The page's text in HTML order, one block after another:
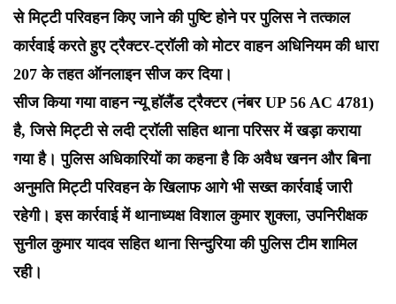
से मिट्टी परिवहन किए जाने की पुष्टि होने पर पुलिस ने तत्काल
कार्रवाई करते हुए ट्रैक्टर-ट्रॉली को मोटर वाहन अधिनियम की धारा
207 के तहत ऑनलाइन सीज कर दिया।
सीज किया गया वाहन न्यू हॉलैंड ट्रैक्टर (नंबर UP 56 AC 4781)
है, जिसे मिट्टी से लदी ट्रॉली सहित थाना परिसर में खड़ा कराया
गया है। पुलिस अधिकारियों का कहना है कि अवैध खनन और बिना
अनुमति मिट्टी परिवहन के खिलाफ आगे भी सख्त कार्रवाई जारी
रहेगी। इस कार्रवाई में थानाध्यक्ष विशाल कुमार शुक्ला, उपनिरीक्षक
सुनील कुमार यादव सहित थाना सिन्दुरिया की पुलिस टीम शामिल
रही।